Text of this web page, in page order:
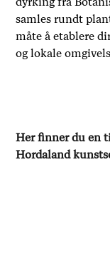
samles rundt
måte å etablere
og lokale
Her finner du en
Hordaland